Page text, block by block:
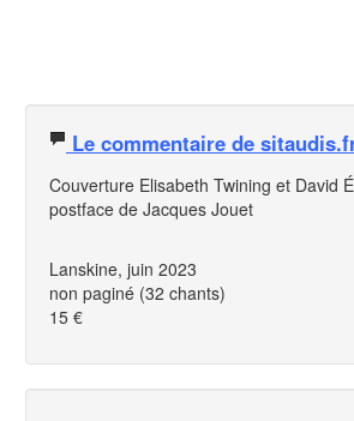
Le commentaire de
Couverture Elisabeth Twining et David
postface de Jacques Jouet
Lanskine, juin 2023
non paginé (32 chants)
15 €